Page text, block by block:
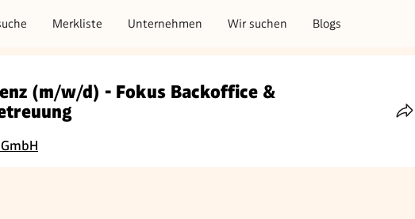
Merkliste Unternehmen Wir suchen Blogs
(m/w/d) - Fokus Backoffice &